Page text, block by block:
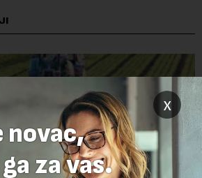
x
novac,
za vas.